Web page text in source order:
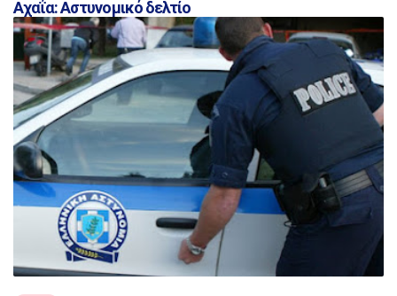
Αχαΐα: Αστυνομικό δελτίο